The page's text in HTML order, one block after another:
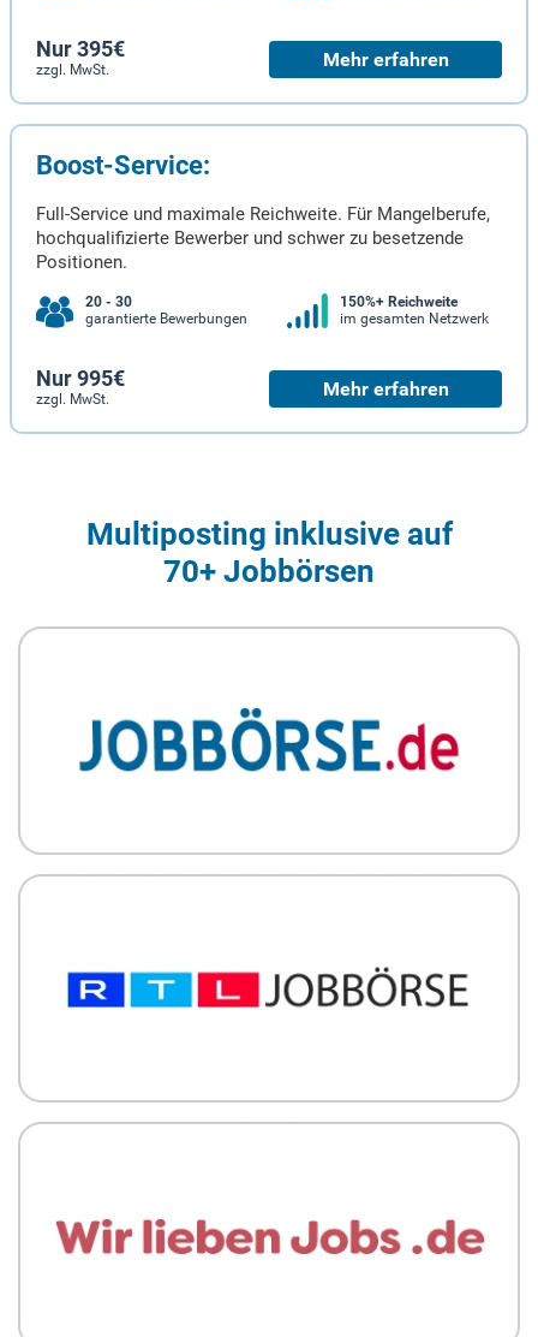
Nur 395€
zzgl. MwSt. Mehr erfahren
Boost-Service:
Full-Service und maximale Reichweite. Für Mangelberufe,
hochqualifizierte Bewerber und schwer zu besetzende
Positionen.
20 - 30
garantierte Bewerbungen
150%+ Reichweite
im gesamten Netzwerk
Nur 995€
zzgl. MwSt. Mehr erfahren
Multiposting inklusive auf
70+ Jobbörsen